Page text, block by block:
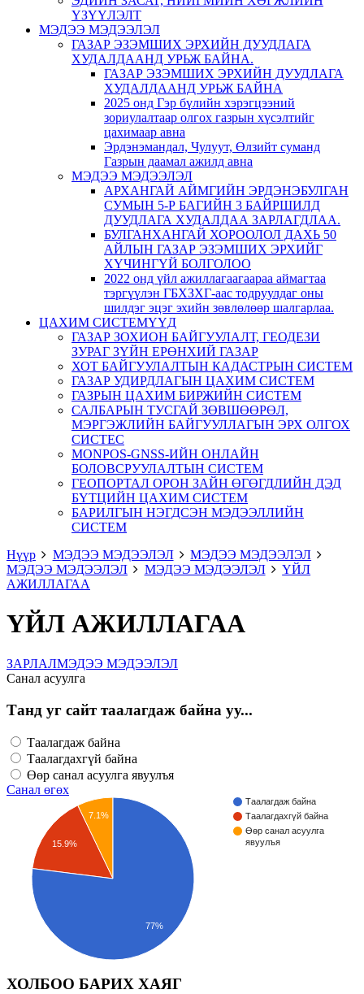
ҮЗҮҮЛЭЛТ
МЭДЭЭ МЭДЭЭЛЭЛ
ГАЗАР ЭЗЭМШИХ ЭРХИЙН ДУУДЛАГА
ХУДАЛДААНД УРЬЖ БАЙНА.
ГАЗАР ЭЗЭМШИХ ЭРХИЙН ДУУДЛАГА
ХУДАЛДААНД УРЬЖ БАЙНА
2025 онд Гэр бүлийн хэрэгцээний
зориулалтаар олгох газрын хүсэлтийг
цахимаар авна
Эрдэнэмандал, Чулуут, Өлзийт суманд
Газрын даамал ажилд авна
МЭДЭЭ МЭДЭЭЛЭЛ
АРХАНГАЙ АЙМГИЙН ЭРДЭНЭБУЛГАН
СУМЫН 5-Р БАГИЙН 3 БАЙРШИЛД
ДУУДЛАГА ХУДАЛДАА ЗАРЛАГДЛАА.
БУЛГАНХАНГАЙ ХОРООЛОЛ ДАХЬ 50
АЙЛЫН ГАЗАР ЭЗЭМШИХ ЭРХИЙГ
ХҮЧИНГҮЙ БОЛГОЛОО
2022 онд үйл ажиллагаагаараа аймагтаа
тэргүүлэн ГБХЗХГ-аас тодруулдаг оны
шилдэг эцэг эхийн зөвлөлөөр шалгарлаа.
ЦАХИМ СИСТЕМҮҮД
ГАЗАР ЗОХИОН БАЙГУУЛАЛТ, ГЕОДЕЗИ
ЗУРАГ ЗҮЙН ЕРӨНХИЙ ГАЗАР
ХОТ БАЙГУУЛАЛТЫН КАДАСТРЫН СИСТЕМ
ГАЗАР УДИРДЛАГЫН ЦАХИМ СИСТЕМ
ГАЗРЫН ЦАХИМ БИРЖИЙН СИСТЕМ
САЛБАРЫН ТУСГАЙ ЗӨВШӨӨРӨЛ,
МЭРГЭЖЛИЙН БАЙГУУЛЛАГЫН ЭРХ ОЛГОХ
СИСТЕС
MONPOS-GNSS-ИЙН ОНЛАЙН
БОЛОВСРУУЛАЛТЫН СИСТЕМ
ГЕОПОРТАЛ ОРОН ЗАЙН ӨГӨГДЛИЙН ДЭД
БҮТЦИЙН ЦАХИМ СИСТЕМ
БАРИЛГЫН НЭГДСЭН МЭДЭЭЛЛИЙН
СИСТЕМ
Нүүр
МЭДЭЭ МЭДЭЭЛЭЛ
МЭДЭЭ МЭДЭЭЛЭЛ
МЭДЭЭ МЭДЭЭЛЭЛ
МЭДЭЭ МЭДЭЭЛЭЛ
ҮЙЛ
АЖИЛЛАГАА
ҮЙЛ АЖИЛЛАГАА
ЗАРЛАЛМЭДЭЭ МЭДЭЭЛЭЛ
Санал асуулга
Танд уг сайт таалагдаж байна уу...
Таалагдаж байна
Таалагдахгүй байна
Өөр санал асуулга явуулъя
Санал өгөх
Таалагдаж байна
Таалагдахгүй байна
Өөр санал асуулга
явуулъя
7.1%
15.9%
77%
ХОЛБОО БАРИХ ХАЯГ